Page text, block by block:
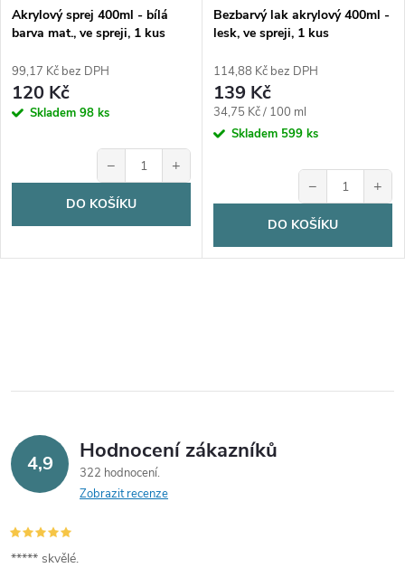
Akrylový sprej 400ml - bílá
barva mat., ve spreji, 1 kus
99,17 Kč bez DPH
120 Kč
Skladem 98 ks
− +
DO KOŠÍKU
Bezbarvý lak akrylový 400ml -
lesk, ve spreji, 1 kus
114,88 Kč bez DPH
139 Kč
Měrná
cena:
34,75 Kč / 100 ml
Skladem 599 ks
− +
DO KOŠÍKU
4,9 Hodnocení zákazníků
322 hodnocení
Zobrazit recenze
***** skvělé.